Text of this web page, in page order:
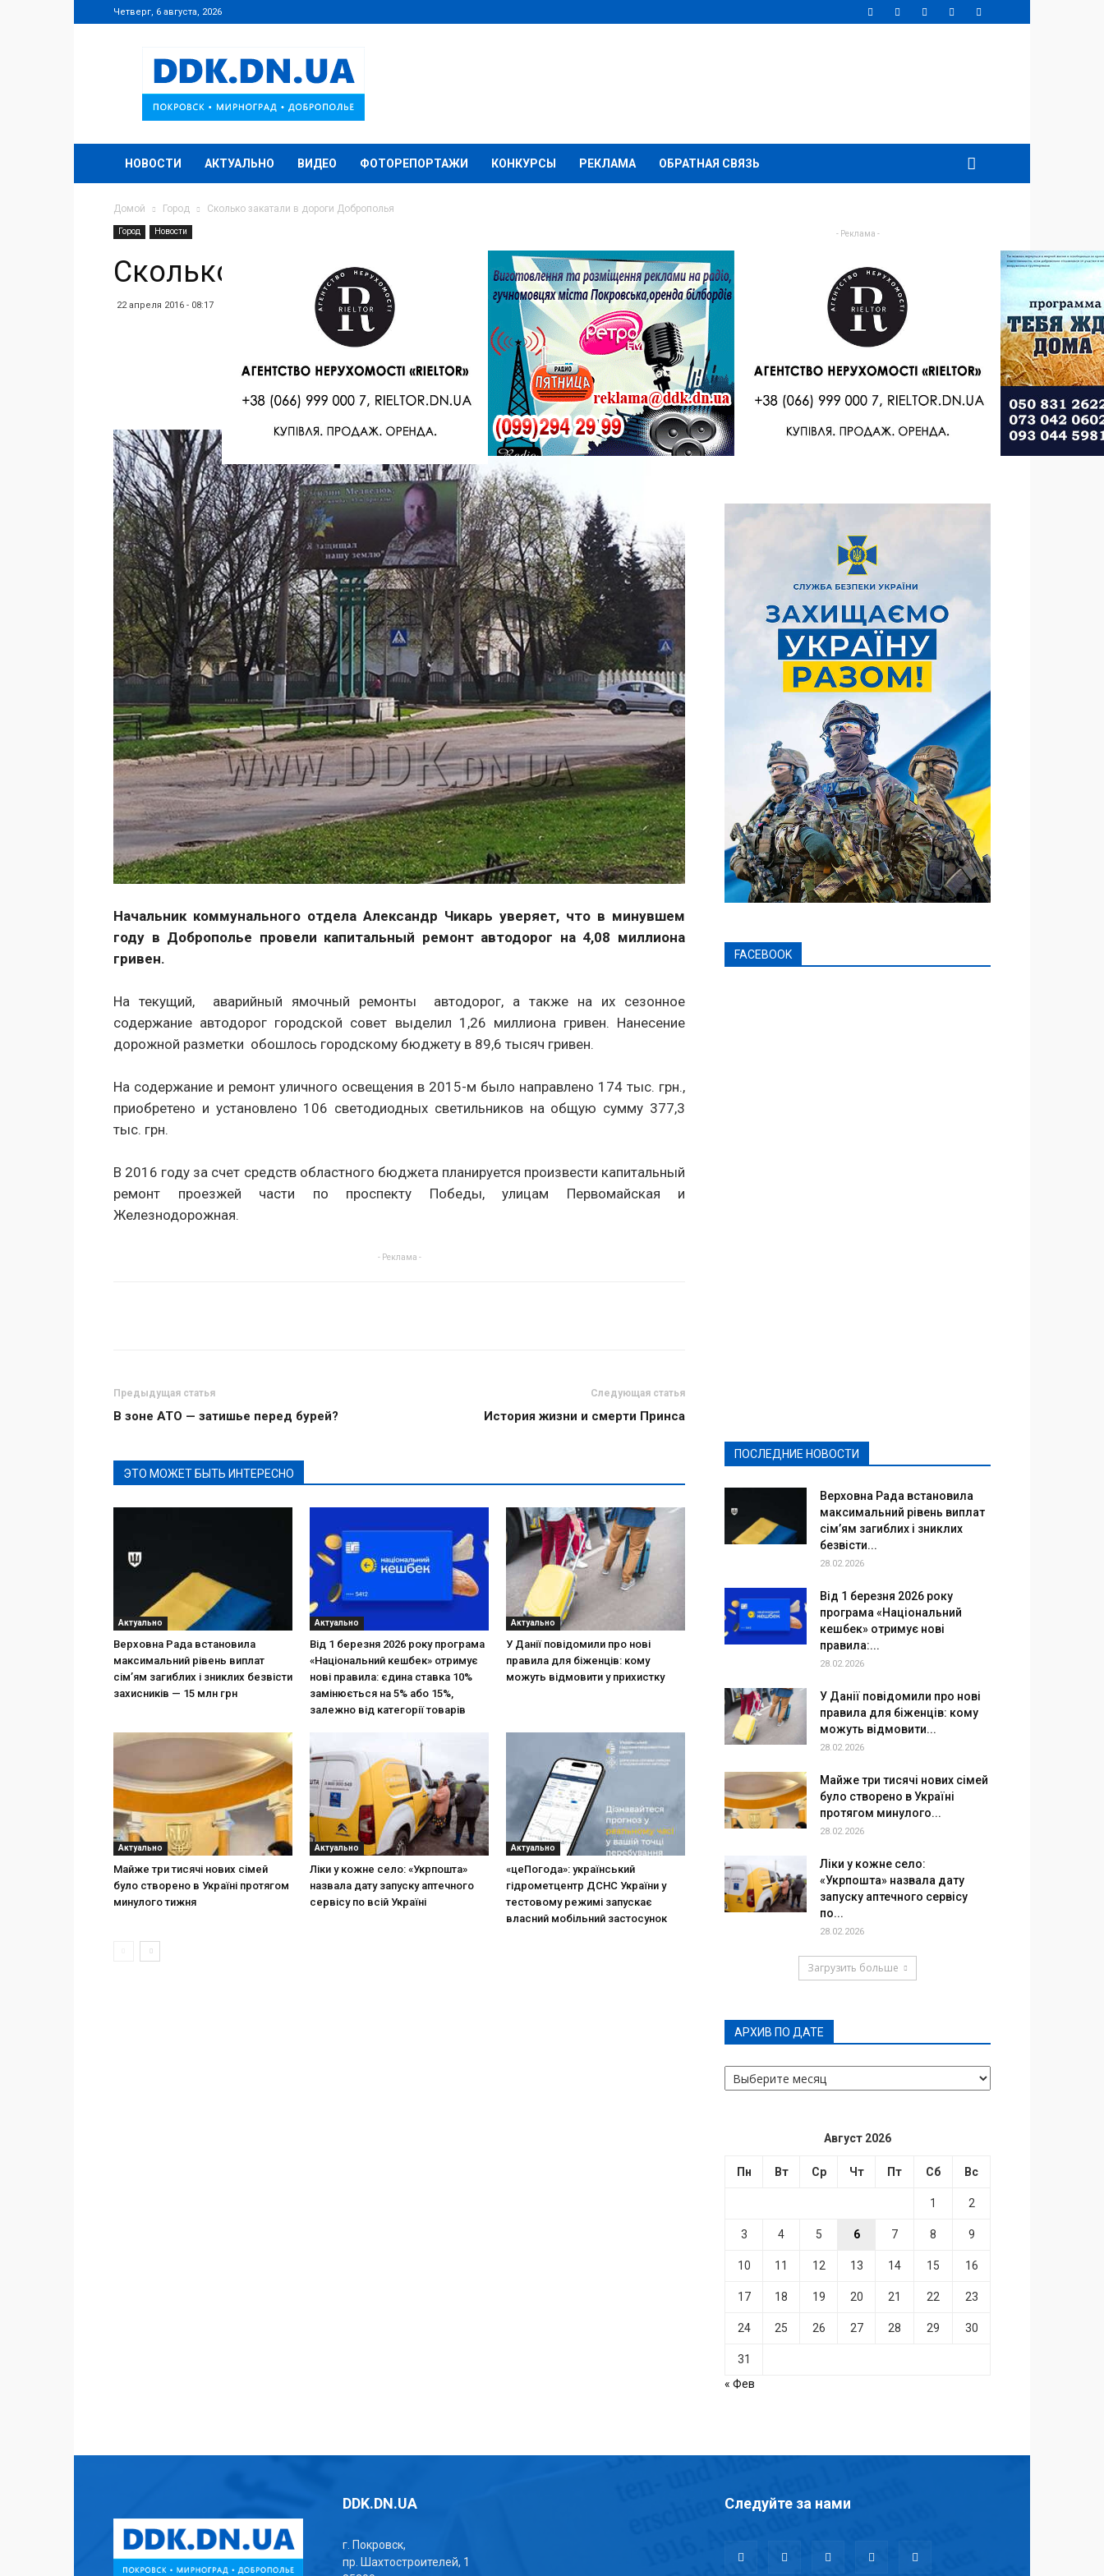
Четверг, 6 августа, 2026
DDK.DN.UA
НОВОСТИ АКТУАЛЬНО ВИДЕО ФОТОРЕПОРТАЖИ КОНКУРСЫ РЕКЛАМА ОБРАТНАЯ СВЯЗЬ
Домой Город Сколько закатали в дороги Доброполья
Город Новости
Сколько закатали в дороги Доброполья
22 апреля 2016 - 08:17
Facebook Twitter Telegram
Начальник коммунального отдела Александр Чикарь уверяет, что в минувшем
году в Доброполье провели капитальный ремонт автодорог на 4,08 миллиона
гривен.
На текущий, аварийный ямочный ремонты автодорог, а также на их сезонное
содержание автодорог городской совет выделил 1,26 миллиона гривен. Нанесение
дорожной разметки обошлось городскому бюджету в 89,6 тысяч гривен.
На содержание и ремонт уличного освещения в 2015-м было направлено 174 тыс. грн.,
приобретено и установлено 106 светодиодных светильников на общую сумму 377,3
тыс. грн.
В 2016 году за счет средств областного бюджета планируется произвести капитальный
ремонт проезжей части по проспекту Победы, улицам Первомайская и
Железнодорожная.
- Реклама -
Предыдущая статья
В зоне АТО — затишье перед бурей?
Следующая статья
История жизни и смерти Принса
ЭТО МОЖЕТ БЫТЬ ИНТЕРЕСНО
Актуально
Верховна Рада встановила
максимальний рівень виплат
сім’ям загиблих і зниклих безвісти
захисників — 15 млн грн
Актуально
Від 1 березня 2026 року програма
«Національний кешбек» отримує
нові правила: єдина ставка 10%
замінюється на 5% або 15%,
залежно від категорії товарів
Актуально
У Данії повідомили про нові
правила для біженців: кому
можуть відмовити у прихистку
Актуально
Майже три тисячі нових сімей
було створено в Україні протягом
минулого тижня
Актуально
Ліки у кожне село: «Укрпошта»
назвала дату запуску аптечного
сервісу по всій Україні
Актуально
«цеПогода»: український
гідрометцентр ДСНС України у
тестовому режимі запускає
власний мобільний застосунок
- Реклама -
FACEBOOK
ПОСЛЕДНИЕ НОВОСТИ
Верховна Рада встановила
максимальний рівень виплат
сім’ям загиблих і зниклих
безвісти...
28.02.2026
Від 1 березня 2026 року
програма «Національний
кешбек» отримує нові
правила:...
28.02.2026
У Данії повідомили про нові
правила для біженців: кому
можуть відмовити...
28.02.2026
Майже три тисячі нових сімей
було створено в Україні
протягом минулого...
28.02.2026
Ліки у кожне село:
«Укрпошта» назвала дату
запуску аптечного сервісу
по...
28.02.2026
Загрузить больше
АРХИВ ПО ДАТЕ
АРХИВ
ПО
Август 2026
Пн Вт Ср Чт Пт Сб Вс
1 2
3 4 5 6 7 8 9
10 11 12 13 14 15 16
17 18 19 20 21 22 23
24 25 26 27 28 29 30
31
« Фев
DDK.DN.UA
г. Покровск,
пр. Шахтостроителей, 1
Следуйте за нами